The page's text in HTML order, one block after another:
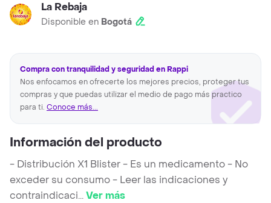
La Rebaja
Disponible en Bogotá
Compra con tranquilidad y seguridad en Rappi
Nos enfocamos en ofrecerte los mejores precios, proteger tus
compras y que puedas utilizar el medio de pago más practico
para ti. Conoce más...
Información del producto
- Distribución X1 Blister - Es un medicamento - No
exceder su consumo - Leer las indicaciones y
contraindicaci...Ver más